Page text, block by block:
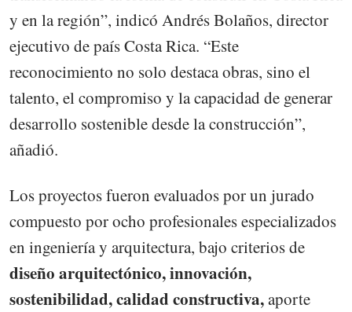
y en la región”, indicó Andrés Bolaños, director
ejecutivo de país Costa Rica. “Este
reconocimiento no solo destaca obras, sino el
talento, el compromiso y la capacidad de generar
desarrollo sostenible desde la construcción”,
añadió.
Los proyectos fueron evaluados por un jurado
compuesto por ocho profesionales especializados
en ingeniería y arquitectura, bajo criterios de
diseño arquitectónico, innovación,
sostenibilidad, calidad constructiva,aporte